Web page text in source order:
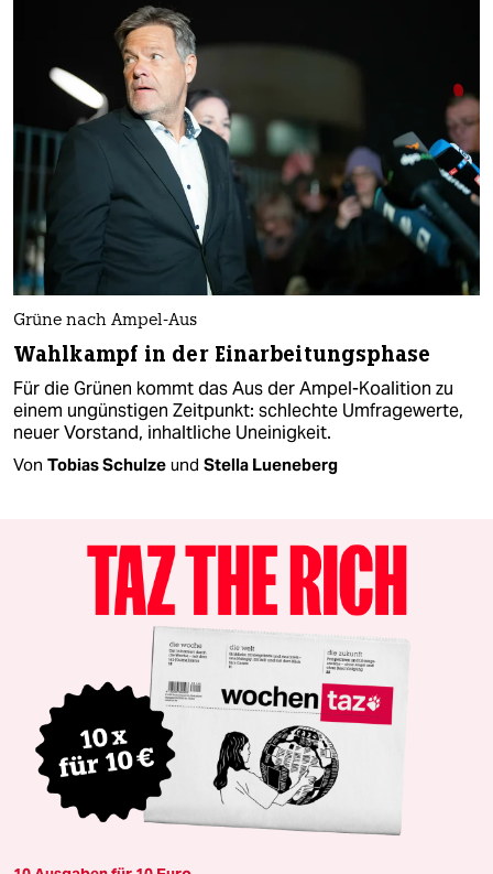
Grüne nach Ampel-Aus
Wahlkampf in der Einarbeitungsphase
Für die Grünen kommt das Aus der Ampel-Koalition zu
einem ungünstigen Zeitpunkt: schlechte Umfragewerte,
neuer Vorstand, inhaltliche Uneinigkeit.
Von Tobias Schulze und Stella Lueneberg